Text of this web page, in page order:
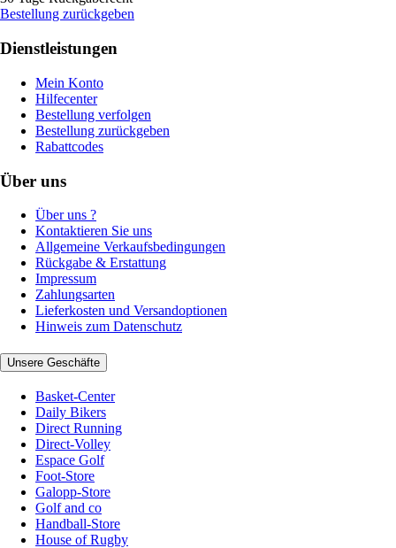
Bestellung zurückgeben
Dienstleistungen
Mein Konto
Hilfecenter
Bestellung verfolgen
Bestellung zurückgeben
Rabattcodes
Über uns
Über uns ?
Kontaktieren Sie uns
Allgemeine Verkaufsbedingungen
Rückgabe & Erstattung
Impressum
Zahlungsarten
Lieferkosten und Versandoptionen
Hinweis zum Datenschutz
Unsere Geschäfte
Basket-Center
Daily Bikers
Direct Running
Direct-Volley
Espace Golf
Foot-Store
Galopp-Store
Golf and co
Handball-Store
House of Rugby